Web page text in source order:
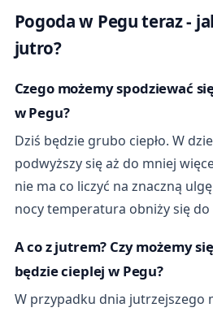
Pogoda w Pegu teraz -
jutro?
Czego możemy spodziewać
w Pegu?
Dziś będzie grubo ciepło. W
podwyższy się aż do mniej
nie ma co liczyć na znaczną
nocy temperatura obniży się do
A co z jutrem? Czy możemy
będzie cieplej w Pegu?
W przypadku dnia jutrzejszego